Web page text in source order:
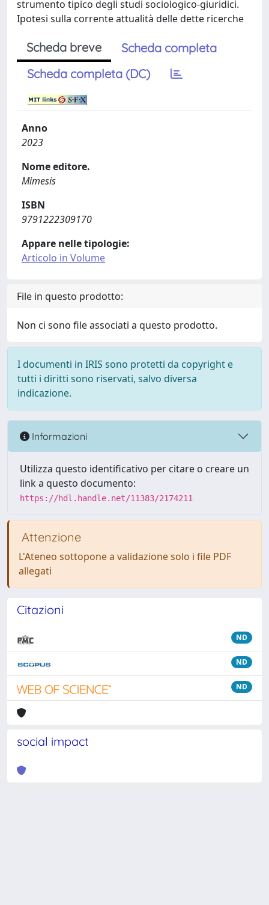
strumento tipico degli studi sociologico-giuridici.
Ipotesi sulla corrente attualità delle dette ricerche
Scheda breve
Scheda completa
Scheda completa (DC)
Anno
2023
Nome editore.
Mimesis
ISBN
9791222309170
Appare nelle tipologie:
Articolo in Volume
File in questo prodotto:
Non ci sono file associati a questo prodotto.
I documenti in IRIS sono protetti da copyright e
tutti i diritti sono riservati, salvo diversa
indicazione.
Informazioni
Utilizza questo identificativo per citare o creare un
link a questo documento:
https://hdl.handle.net/11383/2174211
Attenzione
L'Ateneo sottopone a validazione solo i file PDF
allegati
Citazioni
ND
ND
ND
social impact